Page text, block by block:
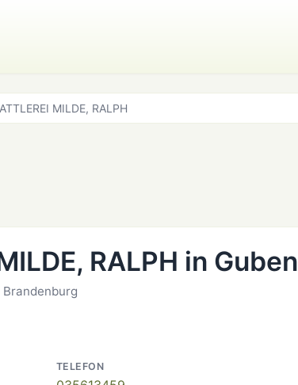
MILDE, RALPH
RALPH in Guben
TELEFON